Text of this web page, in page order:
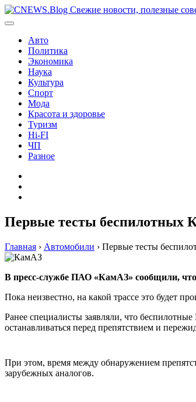
Перейти
к
Авто
Политика
Экономика
Наука
Культура
Спорт
Мода
Красота и здоровье
Туризм
Hi-FI
ЧП
Разное
Первые тесты беспилотных
Главная › Автомобили › Первые тесты
В пресс-службе ПАО «КамАЗ» сообщили, что
Пока неизвестно, на какой трассе это будет
Ранее специалисты заявляли, что
останавливаться перед препятствием и
При этом, время между обнаружением
зарубежных аналогов.